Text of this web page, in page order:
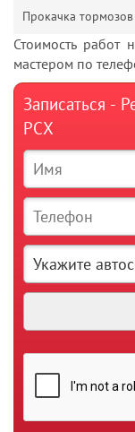
Прокачка тормозов
Стоимость работ
мастером по
Записаться -
РСХ